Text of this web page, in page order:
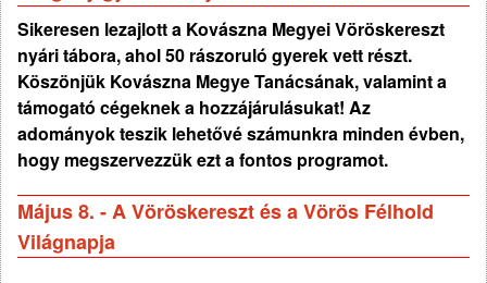
Sikeresen lezajlott a Kovászna Megyei Vöröskereszt
nyári tábora, ahol 50 rászoruló gyerek vett részt.
Köszönjük Kovászna Megye Tanácsának, valamint a
támogató cégeknek a hozzájárulásukat! Az
adományok teszik lehetővé számunkra minden évben,
hogy megszervezzük ezt a fontos programot.
Május 8. - A Vöröskereszt és a Vörös Félhold
Világnapja